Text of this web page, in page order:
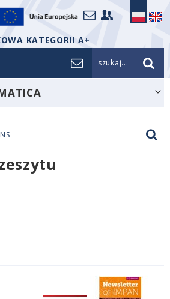
KATEGORII A+
szukaj...